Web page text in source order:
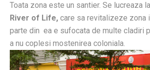
Toata zona este un santier. Se lucreaza
River of Life, care sa revitalizeze zona
parte din ea e sufocata de multe cladiri
a nu coplesi mostenirea coloniala.